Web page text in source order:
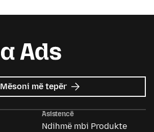
Mësoni më tepër mbi
Mozilla
Asistencë
Ndihmë mbi Produkte